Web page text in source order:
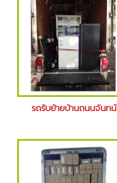
รถรับย้ายบ้านถนนจันทน์